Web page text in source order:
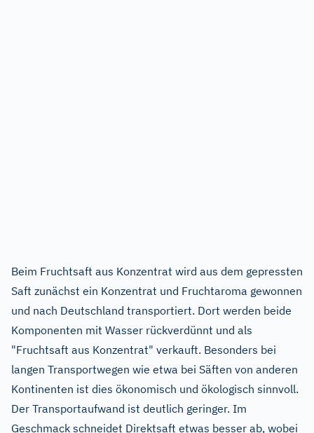
Beim Fruchtsaft aus Konzentrat wird aus dem gepressten
Saft zunächst ein Konzentrat und Fruchtaroma gewonnen
und nach Deutschland transportiert. Dort werden beide
Komponenten mit Wasser rückverdünnt und als
"Fruchtsaft aus Konzentrat" verkauft. Besonders bei
langen Transportwegen wie etwa bei Säften von anderen
Kontinenten ist dies ökonomisch und ökologisch sinnvoll.
Der Transportaufwand ist deutlich geringer. Im
Geschmack schneidet Direktsaft etwas besser ab, wobei